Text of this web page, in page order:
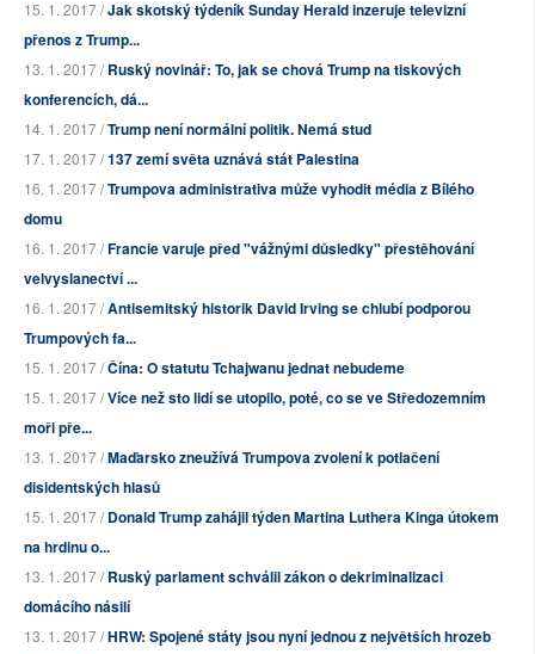
15. 1. 2017 /Jak skotský týdeník Sunday Herald inzeruje televizní
přenos z Trump...
13. 1. 2017 /Ruský novinář: To, jak se chová Trump na tiskových
konferencích, dá...
14. 1. 2017 /Trump není normální politik. Nemá stud
17. 1. 2017 /137 zemí světa uznává stát Palestina
16. 1. 2017 /Trumpova administrativa může vyhodit média z Bílého
domu
16. 1. 2017 /Francie varuje před "vážnými důsledky" přestěhování
velvyslanectví ...
16. 1. 2017 /Antisemitský historik David Irving se chlubí podporou
Trumpových fa...
15. 1. 2017 /Čína: O statutu Tchajwanu jednat nebudeme
15. 1. 2017 /Více než sto lidí se utopilo, poté, co se ve Středozemním
moři pře...
13. 1. 2017 /Maďarsko zneužívá Trumpova zvolení k potlačení
disidentských hlasů
15. 1. 2017 /Donald Trump zahájil týden Martina Luthera Kinga útokem
na hrdinu o...
13. 1. 2017 /Ruský parlament schválil zákon o dekriminalizaci
domácího násilí
13. 1. 2017 /HRW: Spojené státy jsou nyní jednou z největších hrozeb